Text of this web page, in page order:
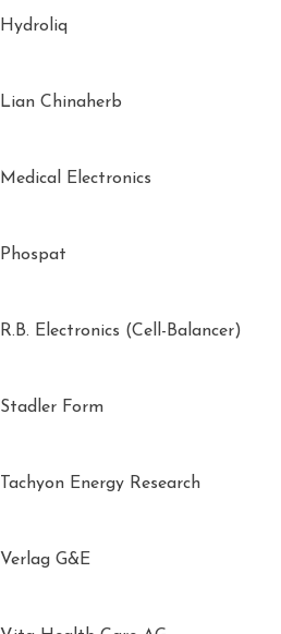
Hydroliq
Lian Chinaherb
Medical Electronics
Phospat
R.B. Electronics (Cell-Balancer)
Stadler Form
Tachyon Energy Research
Verlag G&E